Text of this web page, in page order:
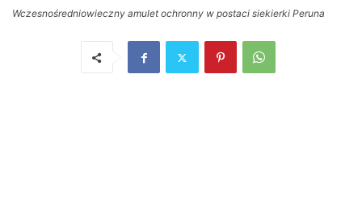
Wczesnośredniowieczny amulet ochronny w postaci siekierki Peruna